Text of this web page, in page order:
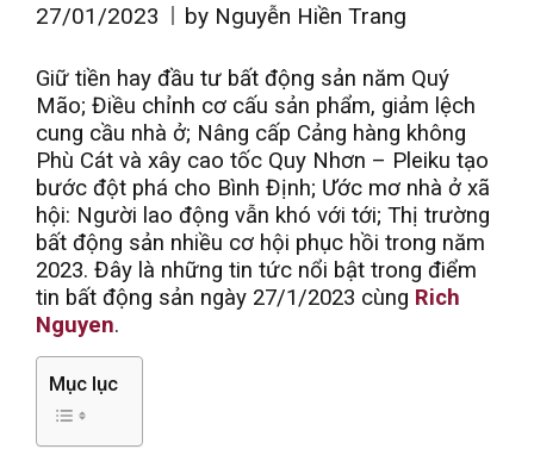
27/01/2023 by Nguyễn Hiền Trang
Giữ tiền hay đầu tư bất động sản năm Quý
Mão; Điều chỉnh cơ cấu sản phẩm, giảm lệch
cung cầu nhà ở; Nâng cấp Cảng hàng không
Phù Cát và xây cao tốc Quy Nhơn – Pleiku tạo
bước đột phá cho Bình Định; Ước mơ nhà ở xã
hội: Người lao động vẫn khó với tới; Thị trường
bất động sản nhiều cơ hội phục hồi trong năm
2023. Đây là những tin tức nổi bật trong điểm
tin bất động sản ngày 27/1/2023 cùng Rich
Nguyen.
Mục lục